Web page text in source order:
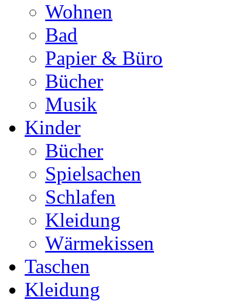
Wohnen
Bad
Papier & Büro
Bücher
Musik
Kinder
Bücher
Spielsachen
Schlafen
Kleidung
Wärmekissen
Taschen
Kleidung